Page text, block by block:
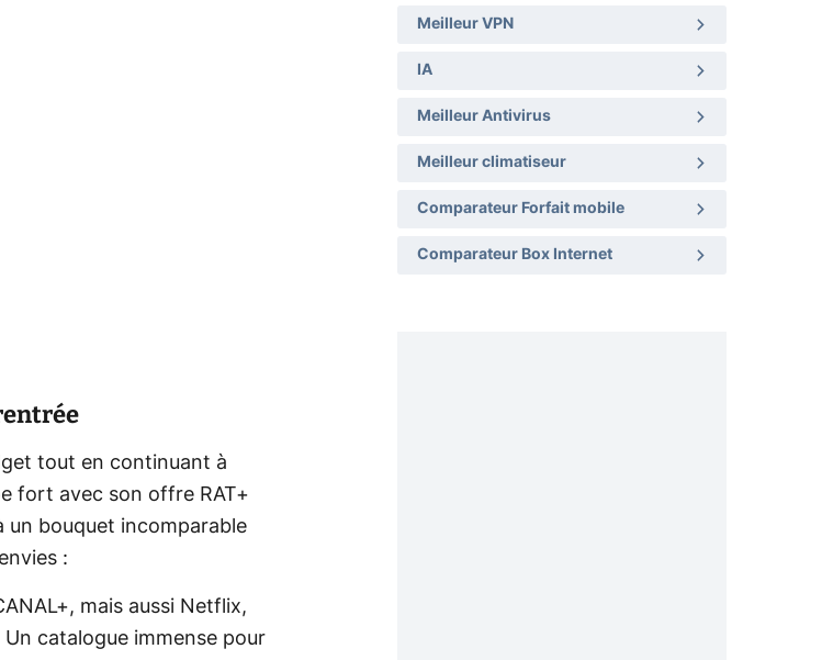
tout en continuant à
fort avec son offre RAT+
un bouquet incomparable
:
mais aussi Netflix,
catalogue immense pour
Meilleur VPN
IA
Meilleur Antivirus
Meilleur climatiseur
Comparateur Forfait mobile
Comparateur Box Internet